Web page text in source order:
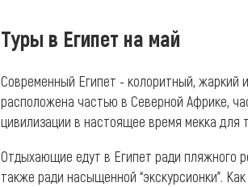
Туры в Египет на май
Современный Египет - колоритный, жаркий
расположена частью в Северной Африке,
цивилизации в настоящее время мекка для
Отдыхающие едут в Египет ради пляжного
также ради насыщенной “экскурсионки”.